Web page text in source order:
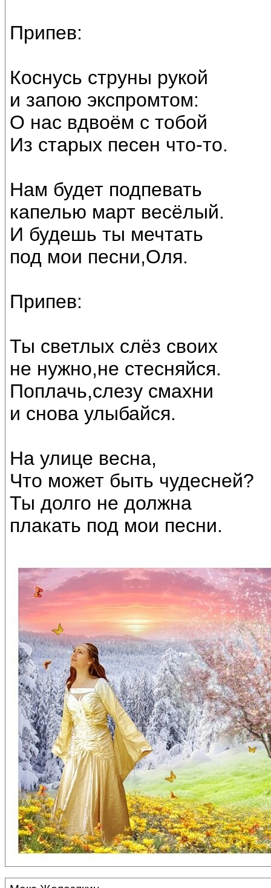
Припев:
Коснусь струны рукой
и запою экспромтом:
О нас вдвоём с тобой
Из старых песен что-то.
Нам будет подпевать
капелью март весёлый.
И будешь ты мечтать
под мои песни,Оля.
Припев:
Ты светлых слёз своих
не нужно,не стесняйся.
Поплачь,слезу смахни
и снова улыбайся.
На улице весна,
Что может быть чудесней?
Ты долго не должна
плакать под мои песни.